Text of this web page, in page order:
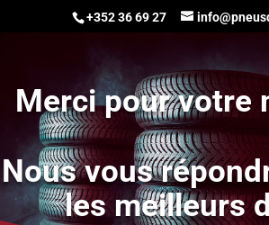
+352 36 69 27
Merci pour votre
Nous vous
les meilleurs